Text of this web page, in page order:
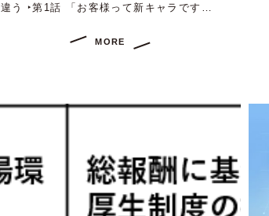
違う ‣第1話 「お客様って新キャラです…
MORE